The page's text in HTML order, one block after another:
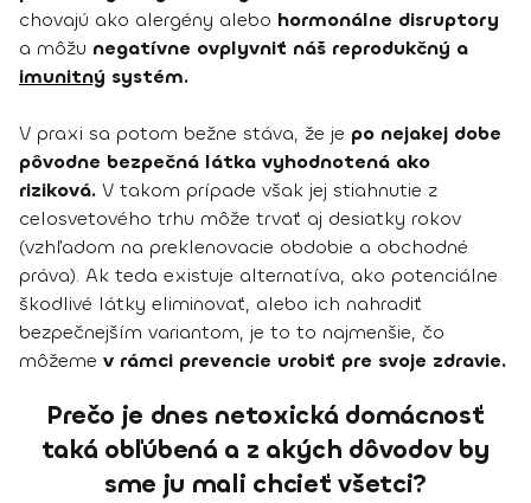
chovajú ako alergény alebo hormonálne disruptory
a môžu negatívne ovplyvniť náš reprodukčný a
imunitný systém.
V praxi sa potom bežne stáva, že je po nejakej dobe
pôvodne bezpečná látka vyhodnotená ako
riziková. V takom prípade však jej stiahnutie z
celosvetového trhu môže trvať aj desiatky rokov
(vzhľadom na preklenovacie obdobie a obchodné
práva). Ak teda existuje alternatíva, ako potenciálne
škodlivé látky eliminovať, alebo ich nahradiť
bezpečnejším variantom, je to to najmenšie, čo
môžeme v rámci prevencie urobiť pre svoje zdravie.
Prečo je dnes netoxická domácnosť
taká obľúbená a z akých dôvodov by
sme ju mali chcieť všetci?